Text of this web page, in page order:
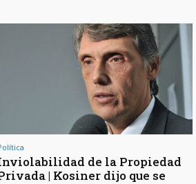
de la Propiedad
| Kosiner dijo que se